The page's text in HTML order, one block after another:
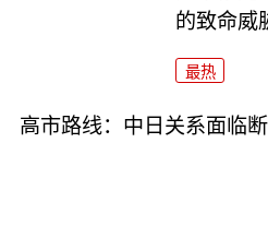
的致命威
最热
高市路线：中日关系面临